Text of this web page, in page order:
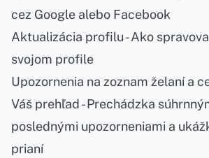
cez Google alebo Facebook
Aktualizácia profilu- Ako
svojom profile
Upozornenia na zoznam želaní a
Váš prehľad- Prechádzka
poslednými upozorneniami a
prianí